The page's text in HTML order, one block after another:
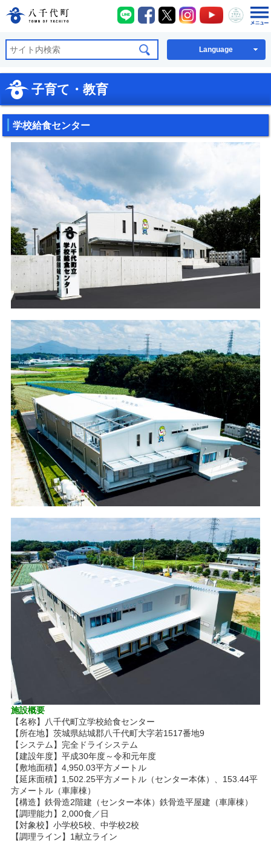
八千代町公式ホームページ
八千代町LINE
八千代町Facebook
八千代町X八千代町Instagram
八千代町
八千
Language
子育て・教育
学校給食センター
施設概要
【名称】八千代町立学校給食センター
【所在地】茨城県結城郡八千代町大字若1517番地9
【システム】完全ドライシステム
【建設年度】平成30年度～令和元年度
【敷地面積】4,950.03平方メートル
【延床面積】1,502.25平方メートル（センター本体）、153.44平
方メートル（車庫棟）
【構造】鉄骨造2階建（センター本体）鉄骨造平屋建（車庫棟）
【調理能力】2,000食／日
【対象校】小学校5校、中学校2校
【調理ライン】1献立ライン